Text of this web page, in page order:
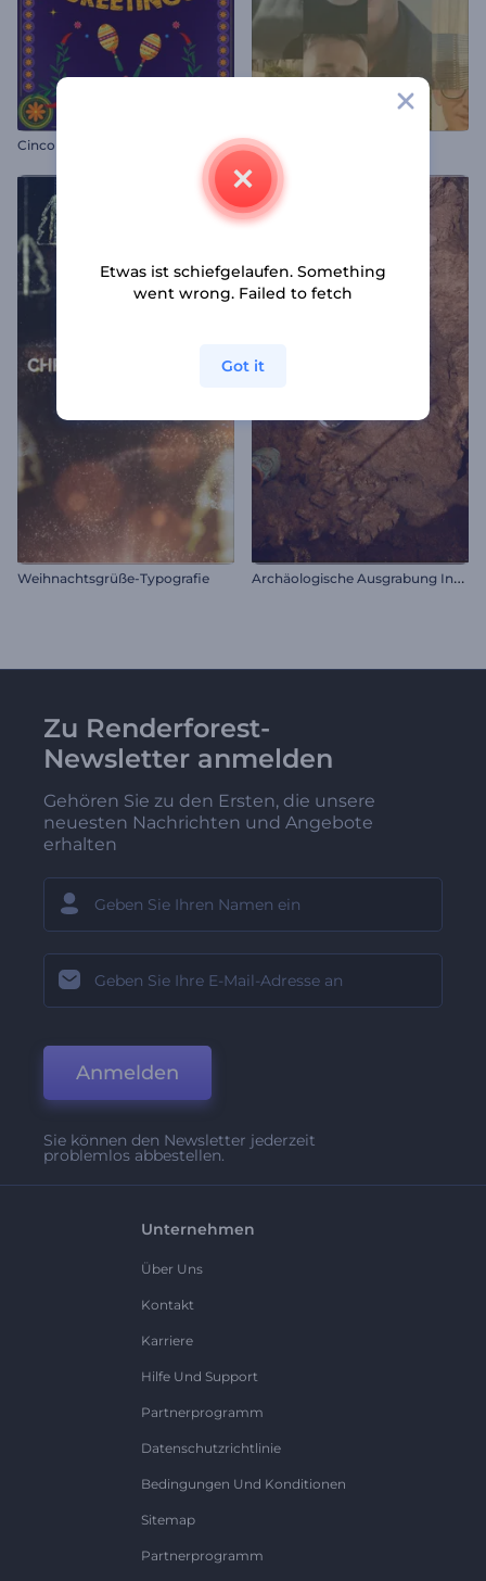
Cinco de Mayo Grußkarte Special Event Werbung
Weihnachtsgrüße-Typografie A
rchäologische Ausgrabung Intro
Zu Renderforest-
Newsletter anmelden
Gehören Sie zu den Ersten, die unsere
neuesten Nachrichten und Angebote
erhalten
Anmelden
Sie können den Newsletter jederzeit
problemlos abbestellen.
Unternehmen
Über Uns
Kontakt
Karriere
Hilfe Und Support
Partnerprogramm
Datenschutzrichtlinie
Bedingungen Und Konditionen
Sitemap
Partnerprogramm
Etwas ist schiefgelaufen. Something
went wrong. Failed to fetch
Got it